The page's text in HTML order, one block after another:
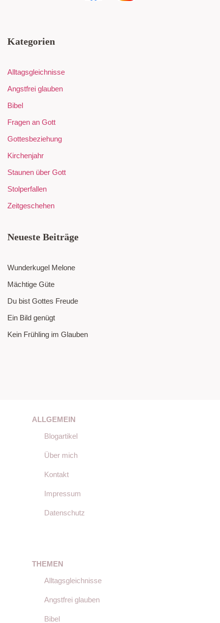
Kategorien
Alltagsgleichnisse
Angstfrei glauben
Bibel
Fragen an Gott
Gottesbeziehung
Kirchenjahr
Staunen über Gott
Stolperfallen
Zeitgeschehen
Neueste Beiträge
Wunderkugel Melone
Mächtige Güte
Du bist Gottes Freude
Ein Bild genügt
Kein Frühling im Glauben
ALLGEMEIN
Blogartikel
Über mich
Kontakt
Impressum
Datenschutz
THEMEN
Alltagsgleichnisse
Angstfrei glauben
Bibel